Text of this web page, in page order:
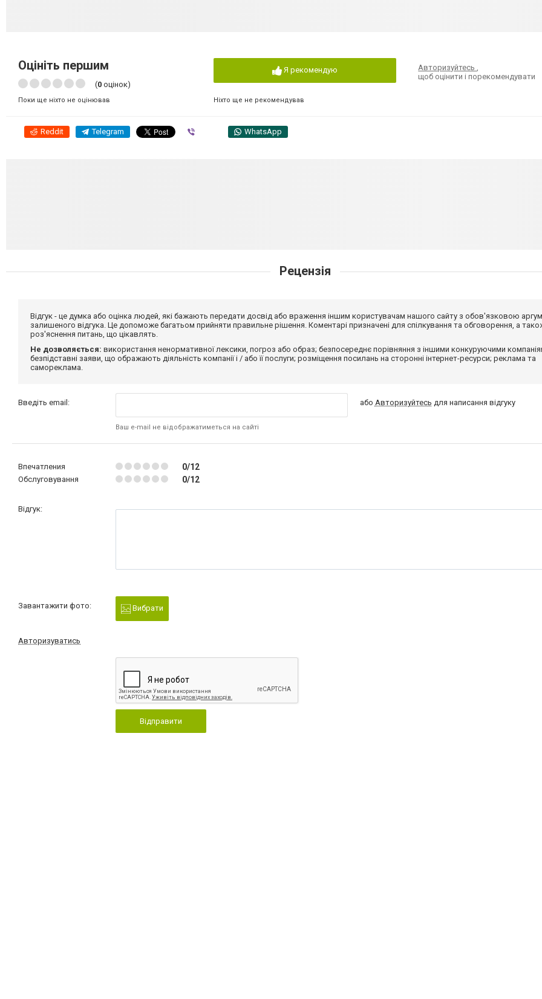
Оцініть першим
(0 оцінок)
Поки ще ніхто не оцінював
Я рекомендую
Ніхто ще не рекомендував
Авторизуйтесь,
щоб оцінити і порекомендувати
Reddit Telegram WhatsApp
Рецензія
Відгук - це думка або оцінка людей, які бажають передати досвід або враження іншим користувачам нашого сайту з обов'язковою
залишеного відгука. Це допоможе багатьом прийняти правильне рішення. Коментарі призначені для спілкування та обговорення, а
роз'яснення питань, що цікавлять.
Не дозволяється: використання ненормативної лексики, погроз або образ; безпосереднє порівняння з іншими конкуруючими
безпідставні заяви, що ображають діяльність компанії і / або її послуги; розміщення посилань на сторонні інтернет-ресурси; реклама та
самореклама.
Введіть email:
Ваш e-mail не відображатиметься на сайті
або Авторизуйтесь для написання відгуку
Впечатления 0/12
Обслуговування 0/12
Відгук:
Завантажити фото: Вибрати
Авторизуватись
Відправити